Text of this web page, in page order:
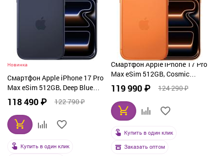
Новинка
Смартфон Apple iPhone 17 Pro
Max eSim 512GB, Deep Blue
(синий)
118 490 ₽ 122 790 ₽
Купить в один клик
Смартфон Apple iPhone 17 Pro
Max eSim 512GB, Cosmic
Orange (оранжевый)
119 990 ₽ 124 290 ₽
Купить в один клик
Заказать оптом